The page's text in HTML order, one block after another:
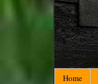
Home